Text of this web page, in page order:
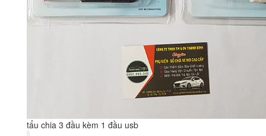
tẩu chia 3 đầu kèm 1 đầu usb